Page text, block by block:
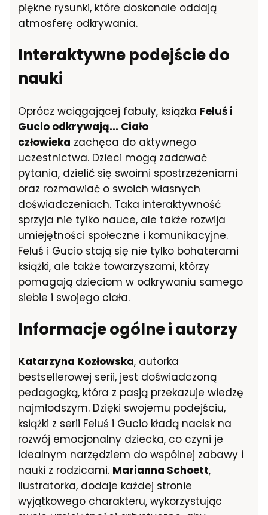
piękne rysunki, które doskonale oddają
atmosferę odkrywania.
Interaktywne podejście do
nauki
Oprócz wciągającej fabuły, książka Feluś i
Gucio odkrywają... Ciało
człowieka zachęca do aktywnego
uczestnictwa. Dzieci mogą zadawać
pytania, dzielić się swoimi spostrzeżeniami
oraz rozmawiać o swoich własnych
doświadczeniach. Taka interaktywność
sprzyja nie tylko nauce, ale także rozwija
umiejętności społeczne i komunikacyjne.
Feluś i Gucio stają się nie tylko bohaterami
książki, ale także towarzyszami, którzy
pomagają dzieciom w odkrywaniu samego
siebie i swojego ciała.
Informacje ogólne i autorzy
Katarzyna Kozłowska, autorka
bestsellerowej serii, jest doświadczoną
pedagogką, która z pasją przekazuje wiedzę
najmłodszym. Dzięki swojemu podejściu,
książki z serii Feluś i Gucio kładą nacisk na
rozwój emocjonalny dziecka, co czyni je
idealnym narzędziem do wspólnej zabawy i
nauki z rodzicami. Marianna Schoett,
ilustratorka, dodaje każdej stronie
wyjątkowego charakteru, wykorzystując